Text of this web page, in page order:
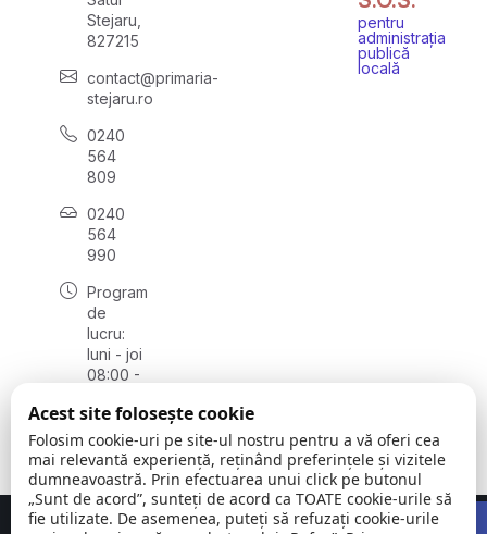
Stejaru,
827215
contact@primaria-
stejaru.ro
0240
564
809
0240
564
990
Program
de
lucru:
luni - joi
08:00 -
vineri
08:00 -
14:00
pentru
administrația
publică
locală
Acest site folosește cookie
Folosim cookie-uri pe site-ul nostru pentru a vă oferi cea
mai relevantă experiență, reținând preferințele și vizitele
dumneavoastră. Prin efectuarea unui click pe butonul
„Sunt de acord”, sunteți de acord ca TOATE cookie-urile să
fie utilizate. De asemenea, puteți să refuzați cookie-urile